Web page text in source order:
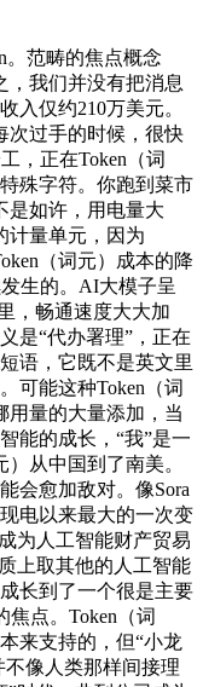
范畴的焦点概念
我们并没有把消息
入仅约210万美元。
次过手的时候，很快
，正在Token（词
殊字符。你跑到菜市
是如许，用电量大
计量单元，因为
（词元）成本的降
生的。AI大模子呈
，畅通速度大大加
是“代办署理”，正在
语，它既不是英文里
可能这种Token（词
用量的大量添加，当
能的成长，“我”是一
从中国到了南美。
会愈加敌对。像Sora
电以来最大的一次变
为人工智能财产贸易
上取其他的人工智能
长到了一个很是主要
焦点。Token（词
来支持的，但“小龙
不像人类那样间接理